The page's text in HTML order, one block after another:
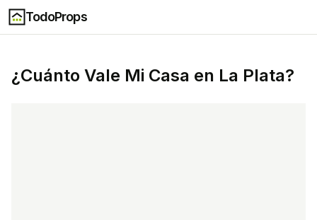
TodoProps
¿Cuánto Vale Mi Casa en La Plata?